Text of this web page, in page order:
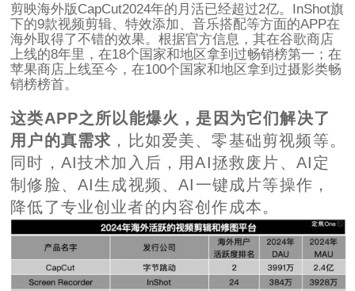
剪映海外版CapCut2024年的月活已经超过2亿。InShot旗
下的9款视频剪辑、特效添加、音乐搭配等方面的APP在
海外取得了不错的效果。根据官方信息，其在谷歌商店
上线的8年里，在18个国家和地区拿到过畅销榜第一；在
苹果商店上线至今，在100个国家和地区拿到过摄影类畅
销榜榜首。
这类APP之所以能爆火，是因为它们解决了
用户的真需求 ，比如爱美、零基础剪视频等。
同时，AI技术加入后，用AI拯救废片、AI定
制修脸、AI生成视频、AI一键成片等操作，
降低了专业创业者的内容创作成本。